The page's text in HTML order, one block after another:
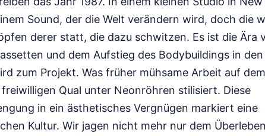
Sound, der die Welt verändern wird, doch die
derer statt, die dazu schwitzen. Es ist die Ära
und dem Aufstieg des Bodybuildings in den
zum Projekt. Was früher mühsame Arbeit auf
Qual unter Neonröhren stilisiert. Diese
in ein ästhetisches Vergnügen markiert eine
Kultur. Wir jagen nicht mehr nur dem